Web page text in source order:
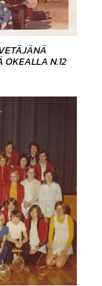
OKEALLA N.12